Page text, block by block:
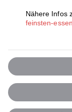
Nähere Infos
feinsten-